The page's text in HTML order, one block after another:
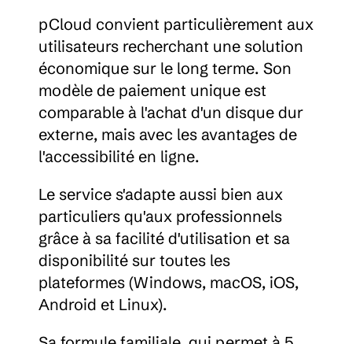
pCloud convient particulièrement aux
utilisateurs recherchant une solution
économique sur le long terme. Son
modèle de paiement unique est
comparable à l'achat d'un disque dur
externe, mais avec les avantages de
l'accessibilité en ligne.
Le service s'adapte aussi bien aux
particuliers qu'aux professionnels
grâce à sa facilité d'utilisation et sa
disponibilité sur toutes les
plateformes (Windows, macOS, iOS,
Android et Linux).